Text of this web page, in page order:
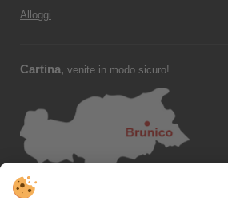
Alloggi
Cartina, venite in modo sicuro!